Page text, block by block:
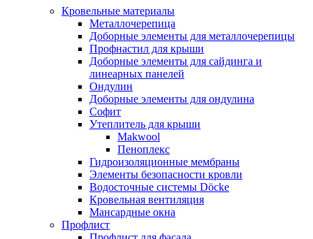
Кровельные материалы
Металлочерепица
Доборные элементы для металлочерепицы
Профнастил для крыши
Доборные элементы для сайдинга и
линеарных панелей
Ондулин
Доборные элементы для ондулина
Софит
Утеплитель для крыши
Makwool
Пеноплекс
Гидроизоляционные мембраны
Элементы безопасности кровли
Водосточные системы Döcke
Кровельная вентиляция
Мансардные окна
Профлист